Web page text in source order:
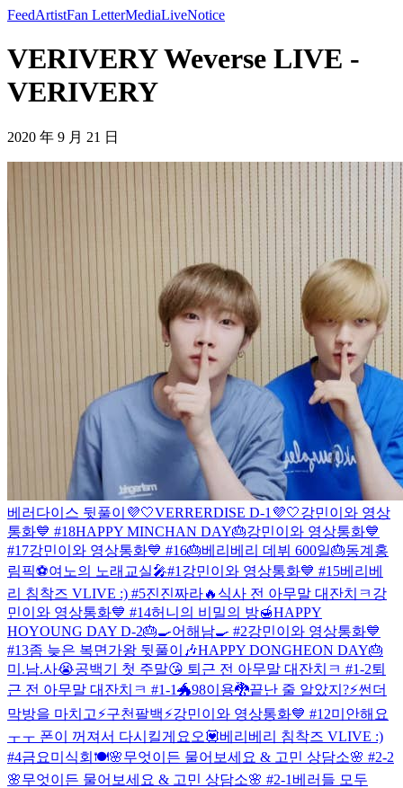
FeedArtistFan LetterMediaLiveNotice
VERIVERY Weverse LIVE -
VERIVERY
2020 年 9 月 21 日
베러다이스 뒷풀이💜🤍VERRERDISE D-1💜🤍강민이와 영상
통화💙 #18HAPPY MINCHAN DAY🎂강민이와 영상통화💙
#17강민이와 영상통화💙 #16🎂베리베리 데뷔 600일🎂동계홍
림픽⚽️여노의 노래교실🎤#1 강민이와 영상통화💙 #15베리베
리 침착즈 VLIVE :) #5진진짜라🔥 식사 전 아무말 대잔치ㅋ 강
민이와 영상통화💙 #14허니의 비밀의 방🍯HAPPY
HOYOUNG DAY D-2🎂🍳어해남🍳 #2강민이와 영상통화💙
#13좀 늦은 복면가왕 뒷풀이🎶HAPPY DONGHEON DAY🎂
미.남.사😭공백기 첫 주말😘 퇴근 전 아무말 대잔치ㅋ #1-2퇴
근 전 아무말 대잔치ㅋ #1-1🐲98이용🐉끝난 줄 알았지?⚡️썬더
막방을 마치고⚡️구천팔백⚡️강민이와 영상통화💙 #12미안해요
ㅜㅜ 폰이 꺼져서 다시킬게요오💟베리베리 침착즈 VLIVE :)
#4금요미식회🍽🌸무엇이든 물어보세요 & 고민 상담소🌸 #2-2
🌸무엇이든 물어보세요 & 고민 상담소🌸 #2-1 베러들 모두